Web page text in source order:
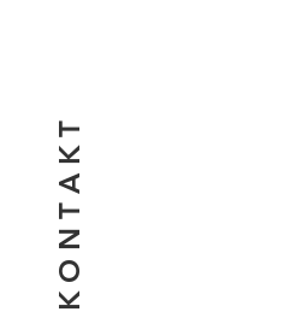
K O N T A K T